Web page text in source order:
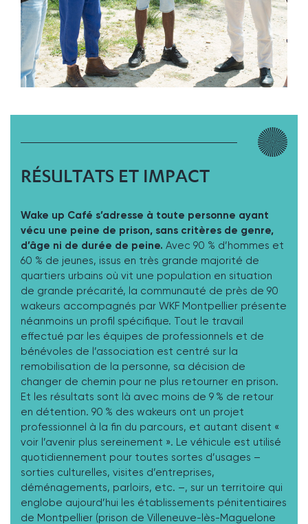
RÉSULTATS ET IMPACT
Wake up Café s’adresse à toute personne ayant
vécu une peine de prison, sans critères de genre,
d’âge ni de durée de peine. Avec 90 % d’hommes et
60 % de jeunes, issus en très grande majorité de
quartiers urbains où vit une population en situation
de grande précarité, la communauté de près de 90
wakeurs accompagnés par WKF Montpellier présente
néanmoins un profil spécifique. Tout le travail
effectué par les équipes de professionnels et de
bénévoles de l’association est centré sur la
remobilisation de la personne, sa décision de
changer de chemin pour ne plus retourner en prison.
Et les résultats sont là avec moins de 9 % de retour
en détention. 90 % des wakeurs ont un projet
professionnel à la fin du parcours, et autant disent «
voir l’avenir plus sereinement ». Le véhicule est utilisé
quotidiennement pour toutes sortes d’usages –
sorties culturelles, visites d’entreprises,
déménagements, parloirs, etc. –, sur un territoire qui
englobe aujourd’hui les établissements pénitentiaires
de Montpellier (prison de Villeneuve-lès-Maguelone